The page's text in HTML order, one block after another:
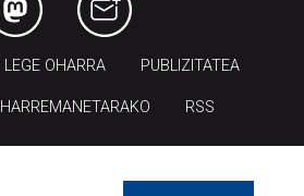
LEGE OHARRA PUBLIZITATEA
HARREMANETARAKO RSS